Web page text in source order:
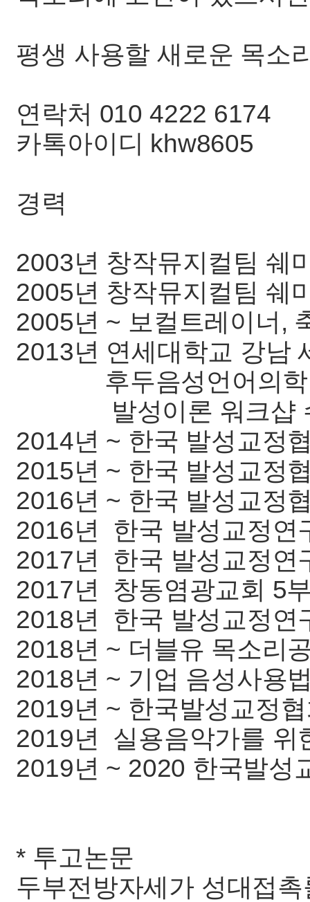
평생 사용할 새로운 목소
연락처 010 4222 6174
카톡아이디 khw8605
경력
2003년 창작뮤지컬팀 쉐
2005년 창작뮤지컬팀 쉐
2005년 ~ 보컬트레이너,
2013년 연세대학교 강남
후두음성언어의학연
발성이론 워크샵
2014년 ~ 한국 발성교정
2015년 ~ 한국 발성교정
2016년 ~ 한국 발성교정
2016년 한국 발성교정연
2017년 한국 발성교정연
2017년 창동염광교회 5
2018년 한국 발성교정연
2018년 ~ 더블유 목소리
2018년 ~ 기업 음성사용
2019년 ~ 한국발성교정
2019년 실용음악가를 위
2019년 ~ 2020 한국발성
* 투고논문
두부전방자세가 성대접